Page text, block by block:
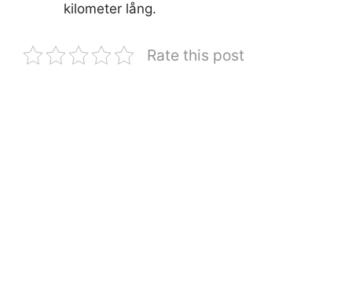
kilometer lång.
Rate this post